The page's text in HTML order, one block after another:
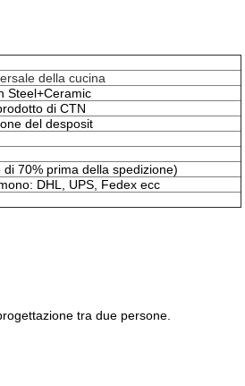
della cucina
Steel+Ceramic
di CTN
del desposit
70% prima della spedizione)
DHL, UPS, Fedex ecc
tra due persone.